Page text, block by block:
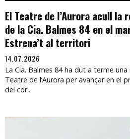
El Teatre de l’Aurora acull
de la Cia. Balmes 84 en el
Estrena’t al territori
14.07.2026
La Cia. Balmes 84 ha dut a terme
Teatre de l’Aurora per avançar en el
del cor...